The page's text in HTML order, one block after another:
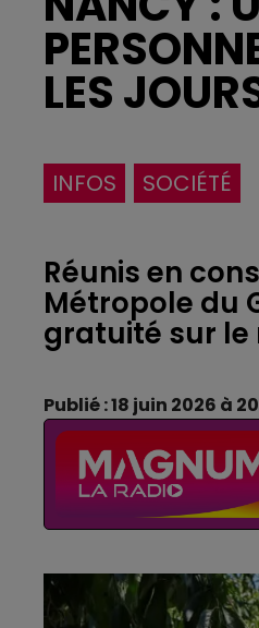
LES
INFOS SOCIÉTÉ
Réunis en
Métropole du
gratuité sur le
Publié : 18 juin 2026 à